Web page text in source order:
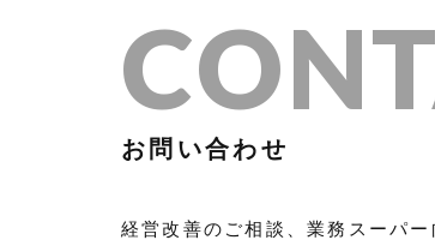
お問い合わせ
経営改善のご相談、業務スーパ